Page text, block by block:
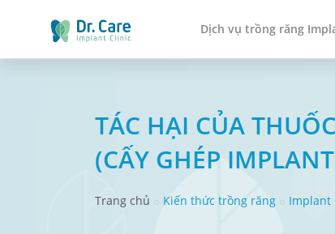
Dịch vụ trồng răng
TÁC HẠI CỦA
(CẤY GHÉP
Trang chủ Kiến thức trồng răng Implant